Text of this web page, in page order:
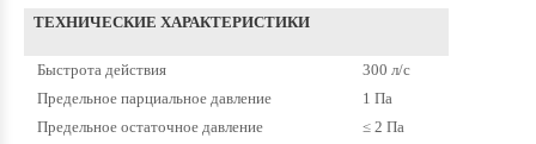
ТЕХНИЧЕСКИЕ ХАРАКТЕРИСТИКИ
Быстрота действия
300 л/с
Предельное парциальное давление
1 Па
Предельное остаточное давление
≤ 2 Па